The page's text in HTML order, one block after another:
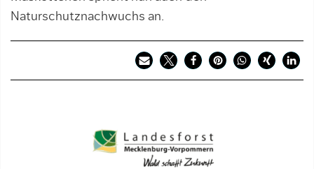
Naturschutznachwuchs an.